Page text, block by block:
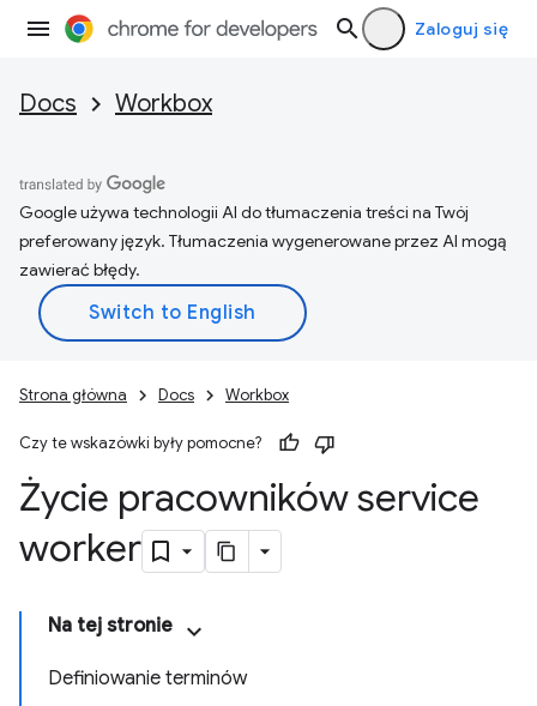
Zaloguj się
Docs Workbox
Google używa technologii AI do tłumaczenia treści na Twój
preferowany język. Tłumaczenia wygenerowane przez AI mogą
zawierać błędy.
Strona główna Docs Workbox
Czy te wskazówki były pomocne?
Życie pracowników service
worker
Na tej stronie
Definiowanie terminów